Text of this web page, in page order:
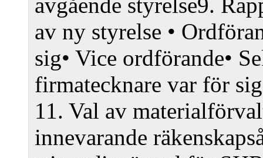
avgående styrelse9.
av ny styrelse •
sig• Vice ordförande•
firmatecknare var för sig
11. Val av
innevarande